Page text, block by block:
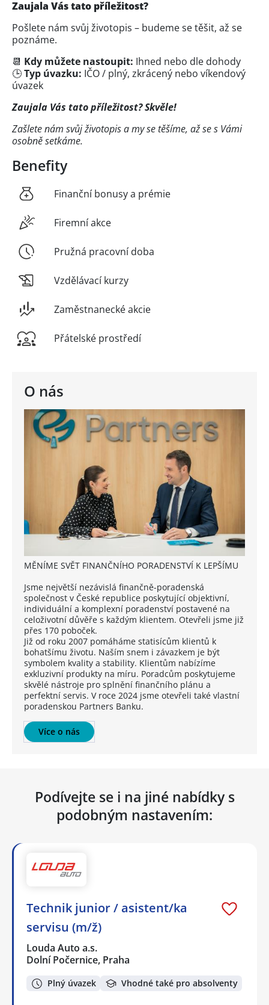
O nás
MĚNÍME SVĚT FINANČNÍHO PORADENSTVÍ K LEPŠÍMU
Jsme největší nezávislá finančně-poradenská
společnost v České republice poskytující objektivní,
individuální a komplexní poradenství postavené na
celoživotní důvěře s každým klientem. Otevřeli jsme již
přes 170 poboček.
Již od roku 2007 pomáháme statisícům klientů k
bohatšímu životu. Naším snem i závazkem je být
symbolem kvality a stability. Klientům nabízíme
exkluzivní produkty na míru. Poradcům poskytujeme
skvělé nástroje pro splnění finančního plánu a
perfektní servis. V roce 2024 jsme otevřeli také vlastní
poradenskou Partners Banku.
Více o nás
Zaujala Vás tato příležitost?
Pošlete nám svůj životopis – budeme se těšit, až se
poznáme.
📆 Kdy můžete nastoupit: Ihned nebo dle dohody
🕒Typ úvazku: IČO / plný, zkrácený nebo víkendový
úvazek
Zaujala Vás tato příležitost? Skvěle!
Zašlete nám svůj životopis a my se těšíme, až se s Vámi
osobně setkáme.
Benefity
Finanční bonusy a prémie
Firemní akce
Pružná pracovní doba
Vzdělávací kurzy
Zaměstnanecké akcie
Přátelské prostředí
Podívejte se i na jiné nabídky s
podobným nastavením:
Technik junior / asistent/ka
servisu (m/ž)
Louda Auto a.s.
Dolní Počernice, Praha
Plný úvazek Vhodné také pro absolventy